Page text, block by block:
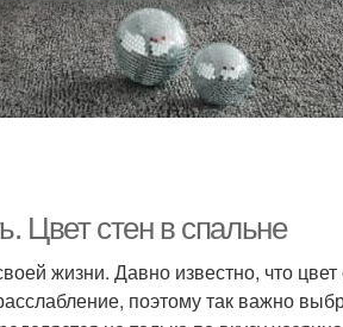
Цвет стен в спальне
жизни. Давно известно, что
поэтому так важно